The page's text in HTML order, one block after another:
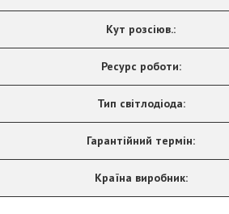
Кут розсіюв.:
Ресурс роботи:
Тип світлодіода:
Гарантійний термін:
Країна виробник: